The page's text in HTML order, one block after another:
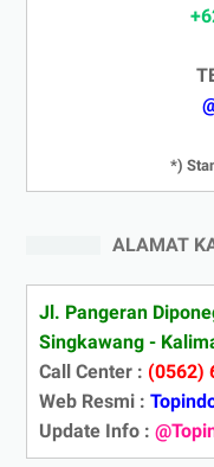
*)
ALAMAT
Jl. Pangeran
Singkawang -
Call Center : (0562)
Web Resmi :
Update Info :